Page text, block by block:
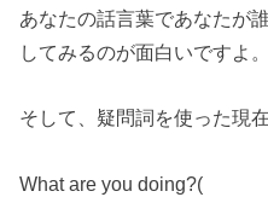
あなたの話言葉であなたが
してみるのが面白いですよ。
そして、疑問詞を使った現
What are you doing?(